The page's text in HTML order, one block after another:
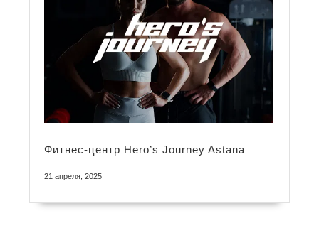
Фитнес-центр Hero’s Journey Astana
21 апреля, 2025